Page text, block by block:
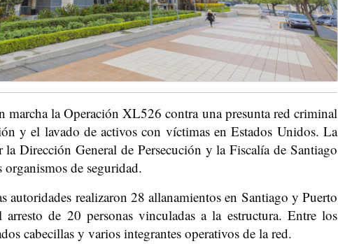
la Operación XL526 contra una presunta red criminal
y el lavado de activos con víctimas en Estados Unidos. La
Dirección General de Persecución y la Fiscalía de Santiago
de seguridad.
autoridades realizaron 28 allanamientos en Santiago y Puerto
de 20 personas vinculadas a la estructura. Entre los
cabecillas y varios integrantes operativos de la red.